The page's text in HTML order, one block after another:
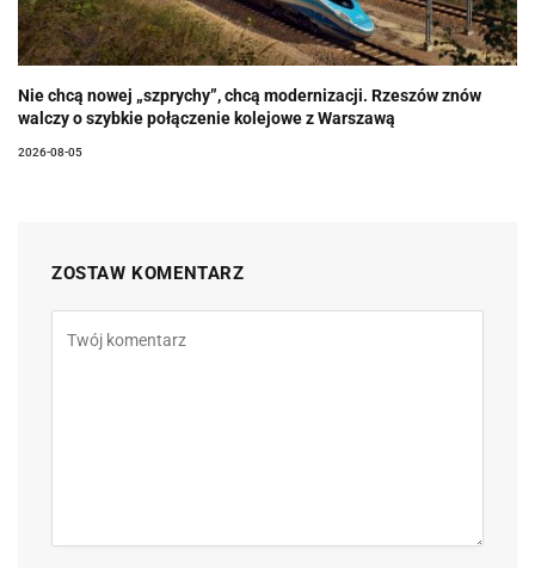
Nie chcą nowej „szprychy”, chcą modernizacji. Rzeszów znów
walczy o szybkie połączenie kolejowe z Warszawą
2026-08-05
ZOSTAW KOMENTARZ